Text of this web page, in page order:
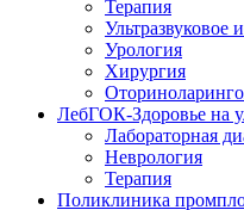
Терапия
Ультразвуковое
Урология
Хирургия
ЛебГОК-Здоровье на
Лабораторная
Неврология
Терапия
Поликлиника